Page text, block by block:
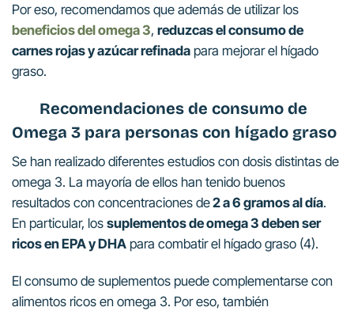
Por eso, recomendamos que además de utilizar los
beneficios del omega 3, reduzcas el consumo de
carnes rojas y azúcar refinada para mejorar el hígado
graso.
Recomendaciones de consumo de
Omega 3 para personas con hígado graso
Se han realizado diferentes estudios con dosis distintas de
omega 3. La mayoría de ellos han tenido buenos
resultados con concentraciones de2 a 6 gramos al día.
En particular, los suplementos de omega 3 deben ser
ricos en EPA y DHA para combatir el hígado graso (4).
El consumo de suplementos puede complementarse con
alimentos ricos en omega 3. Por eso, también